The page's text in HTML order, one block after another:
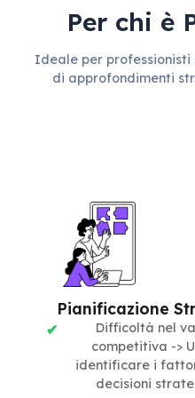
Per chi è
Ideale per professionisti
di approfondimenti
Pianificazione
Difficoltà nel
competitiva ->
identificare i
decisioni